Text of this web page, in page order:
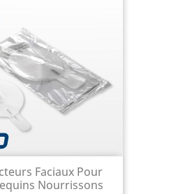
Faciaux Pour
Nourrissons